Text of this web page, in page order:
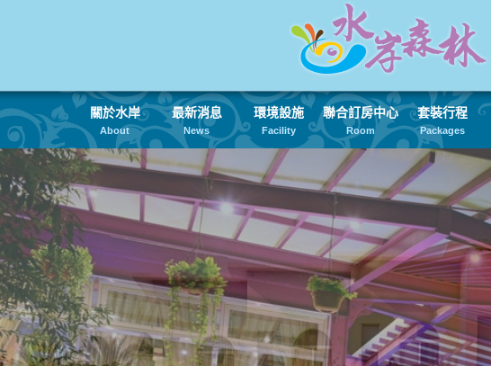
關於水岸
About
最新消息
News
環境設施
Facility
聯合訂房中心
Room
套裝行程
Packages